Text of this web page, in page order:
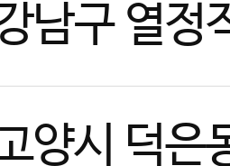
도 사범님 구인